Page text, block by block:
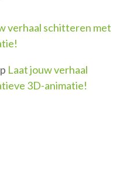
verhaal schitteren met
Laat jouw verhaal
3D-animatie!